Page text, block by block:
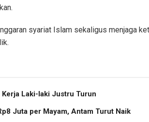
syariat Islam sekaligus menjaga
Laki-laki Justru Turun
Juta per Mayam, Antam Turut Naik